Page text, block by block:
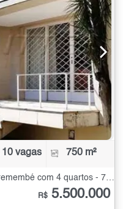
10 vagas 750 m²
Sobrado à Venda em Palmas do Tremembé com 4 quartos - 750 m²
R$ 5.500.000